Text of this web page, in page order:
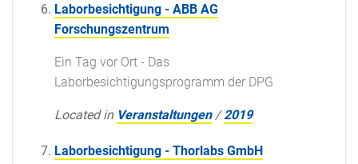
Laborbesichtigung - ABB AG
Forschungszentrum
Ein Tag vor Ort - Das
Laborbesichtigungsprogramm der DPG
Located in Veranstaltungen /2019
Laborbesichtigung - Thorlabs GmbH